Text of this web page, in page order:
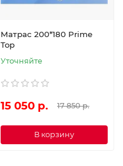
Матрас 200*180 Prime
Top
Уточняйте
15 050 р. 17 850 р.
В корзину